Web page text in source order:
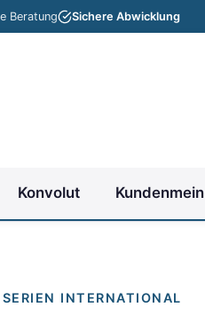
Beratung Sichere Abwicklung
Konvolut
INTERNATIONAL